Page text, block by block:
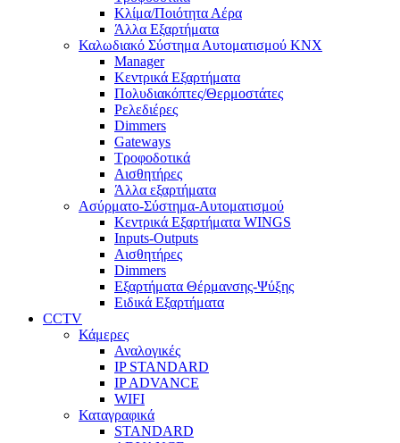
Κλίμα/Ποιότητα Αέρα
Άλλα Εξαρτήματα
Καλωδιακό Σύστημα Αυτοματισμού KNX
Manager
Κεντρικά Εξαρτήματα
Πολυδιακόπτες/Θερμοστάτες
Ρελεδιέρες
Dimmers
Gateways
Τροφοδοτικά
Αισθητήρες
Άλλα εξαρτήματα
Ασύρματο-Σύστημα-Αυτοματισμού
Κεντρικά Εξαρτήματα WINGS
Inputs-Outputs
Αισθητήρες
Dimmers
Εξαρτήματα Θέρμανσης-Ψύξης
Ειδικά Εξαρτήματα
CCTV
Κάμερες
Αναλογικές
IP STANDARD
IP ADVANCE
WIFI
Καταγραφικά
STANDARD